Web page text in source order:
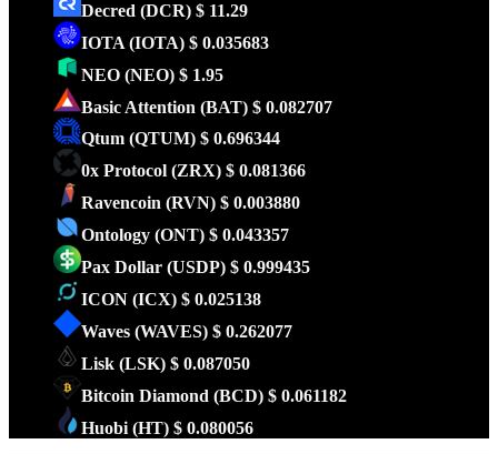
Decred (DCR) $ 11.29
IOTA (IOTA) $ 0.035683
NEO (NEO) $ 1.95
Basic Attention (BAT) $ 0.082707
Qtum (QTUM) $ 0.696344
0x Protocol (ZRX) $ 0.081366
Ravencoin (RVN) $ 0.003880
Ontology (ONT) $ 0.043357
Pax Dollar (USDP) $ 0.999435
ICON (ICX) $ 0.025138
Waves (WAVES) $ 0.262077
Lisk (LSK) $ 0.087050
Bitcoin Diamond (BCD) $ 0.061182
Huobi (HT) $ 0.080056